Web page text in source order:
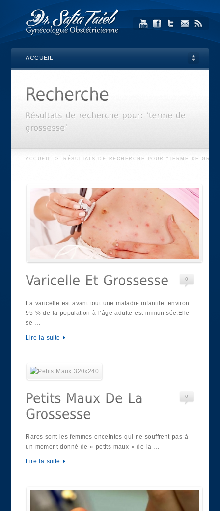
ACCUEIL
ACCUEIL > RÉSULTATS DE RECHERCHE POUR "TERME DE
0
La varicelle est avant tout une maladie infantile, environ
95 % de la population à l’âge adulte est immunisée.Elle
se …
Lire la suite
0
Rares sont les femmes enceintes qui ne souffrent pas à
un moment donné de « petits maux » de la …
Lire la suite